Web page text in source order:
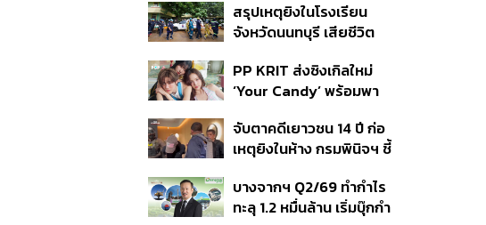
ที่ดิน เคลียร์ใบอนุญาต
โรงแรมค้าง 7 ปี
สรุปเหตุยิงในโรงเรียน
จังหวัดนนทบุรี เสียชีวิต
ปมค้นประวัติคดีกราดยิงที่
สหรัฐฯ
PP KRIT ส่งซิงเกิลใหม่
‘Your Candy’ พร้อมพา
สิกวิดีโอ
จับตาคดีเยาวชน 14 ปี ก่อ
เหตุยิงในห้าง กรมพินิจฯ ชี้
เนื่อง ประเมินปล่อยตัว
บางจากฯ Q2/69 ทำกำไร
ทะลุ 1.2 หมื่นล้าน เริ่มบุ๊กกำ